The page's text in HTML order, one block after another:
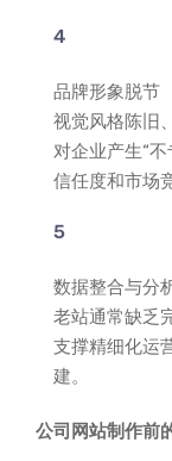
品牌形象脱节
视觉风格陈旧
对企业产生“不
信任度和市场
数据整合与分
老站通常缺乏
支撑精细化运
建。
公司网站制作前